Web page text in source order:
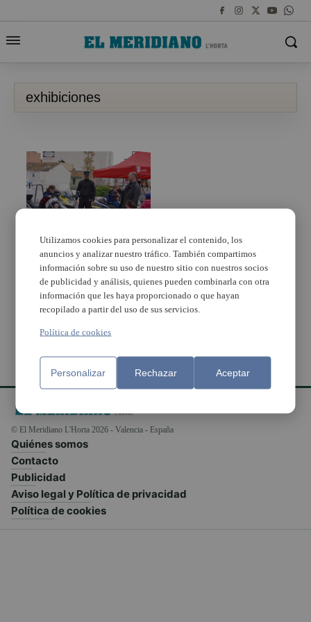
exhibiciones
La Carpa Jove llena
Paterna de talleres,
exhibiciones y
animación infantil
© El Meridiano L'Horta 2026 - Valencia - España
Quiénes somos
Contacto
Publicidad
Aviso legal y Política de privacidad
Política de cookies
Utilizamos cookies para personalizar el contenido, los
anuncios y analizar nuestro tráfico. También compartimos
información sobre su uso de nuestro sitio con nuestros socios
de publicidad y análisis, quienes pueden combinarla con otra
información que les haya proporcionado o que hayan
recopilado a partir del uso de sus servicios.
Política de cookies
Personalizar Rechazar Aceptar